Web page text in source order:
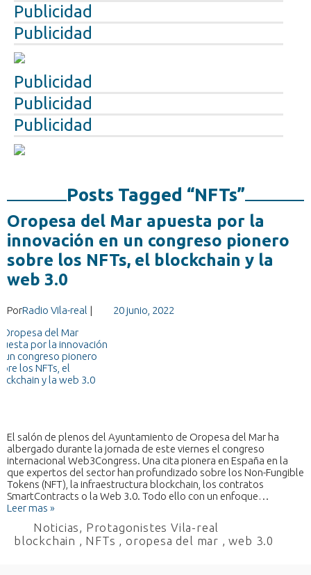
Publicidad
Publicidad
Publicidad
Publicidad
Publicidad
Posts Tagged “NFTs”
Oropesa del Mar apuesta por la
innovación en un congreso pionero
sobre los NFTs, el blockchain y la
web 3.0
PorRadio Vila-real | 20 junio, 2022
El salón de plenos del Ayuntamiento de Oropesa del Mar ha
albergado durante la jornada de este viernes el congreso
internacional Web3Congress. Una cita pionera en España en la
que expertos del sector han profundizado sobre los Non-Fungible
Tokens (NFT), la infraestructura blockchain, los contratos
SmartContracts o la Web 3.0. Todo ello con un enfoque…
Leer mas »
Noticias, Protagonistes Vila-real
blockchain , NFTs ,oropesa del mar ,web 3.0